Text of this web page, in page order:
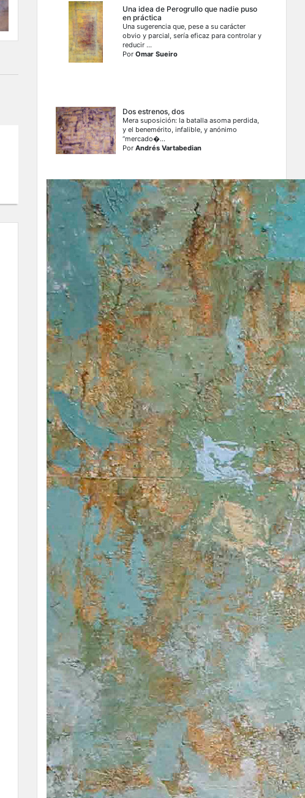
Una idea de Perogrullo que nadie puso
en práctica
Una sugerencia que, pese a su carácter
obvio y parcial, sería eficaz para controlar y
reducir ...
PorOmar Sueiro
Dos estrenos, dos
Mera suposición: la batalla asoma perdida,
y el benemérito, infalible, y anónimo
“mercado�...
PorAndrés Vartabedian